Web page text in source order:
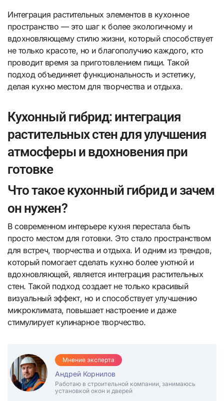
Интеграция растительных элементов в кухонное
пространство — это шаг к более экологичному и
вдохновляющему стилю жизни, который способствует
не только красоте, но и благополучию каждого, кто
проводит время за приготовлением пищи. Такой
подход объединяет функциональность и эстетику,
делая кухню местом для творчества и отдыха.
Кухонный гибрид: интеграция
растительных стен для улучшения
атмосферы и вдохновения при
готовке
Что такое кухонный гибрид и зачем
он нужен?
В современном интерьере кухня перестала быть
просто местом для готовки. Это стало пространством
для встреч, творчества и отдыха. И одним из трендов,
который помогает сделать кухню более уютной и
вдохновляющей, является интеграция растительных
стен. Такой подход создает не только красивый
визуальный эффект, но и способствует улучшению
микроклимата, повышает настроение и даже
стимулирует кулинарное творчество.
Мнение эксперта
Андрей Корнилов
Работаю в строительной компании, занимаюсь
установкой окон и дверей